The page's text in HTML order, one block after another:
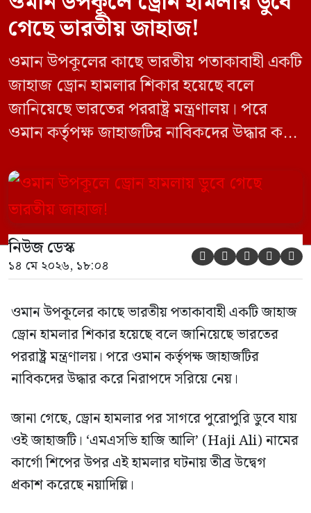
গেছে ভারতীয় জাহাজ!
ওমান উপকূলের কাছে ভারতীয় পতাকাবাহী একটি
জাহাজ ড্রোন হামলার শিকার হয়েছে বলে
জানিয়েছে ভারতের পররাষ্ট্র মন্ত্রণালয়। পরে
ওমান কর্তৃপক্ষ জাহাজটির নাবিকদের উদ্ধার করে
পর সাগরে পুরোপুরি ডুবে যায় ওই জাহাজটি।
‘এমএসভি হাজি আলি’ (Haji Ali) নামের
কার্গো শিপের উপর এই হামলার ঘটনায় তীব্র
উদ্বেগ প্রকাশ করেছে নয়াদিল্লি। প্রাথমিক […]
নিউজ ডেস্ক
১৪ মে ২০২৬, ১৮:০৪     
ওমান উপকূলের কাছে ভারতীয় পতাকাবাহী একটি জাহাজ
ড্রোন হামলার শিকার হয়েছে বলে জানিয়েছে ভারতের
পররাষ্ট্র মন্ত্রণালয়। পরে ওমান কর্তৃপক্ষ জাহাজটির
নাবিকদের উদ্ধার করে নিরাপদে সরিয়ে নেয়।
জানা গেছে, ড্রোন হামলার পর সাগরে পুরোপুরি ডুবে যায়
ওই জাহাজটি। ‘এমএসভি হাজি আলি’ (Haji Ali) নামের
কার্গো শিপের উপর এই হামলার ঘটনায় তীব্র উদ্বেগ
প্রকাশ করেছে নয়াদিল্লি।